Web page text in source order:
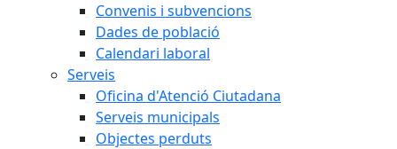
Convenis i subvencions
Dades de població
Calendari laboral
Serveis
Oficina d'Atenció Ciutadana
Serveis municipals
Objectes perduts